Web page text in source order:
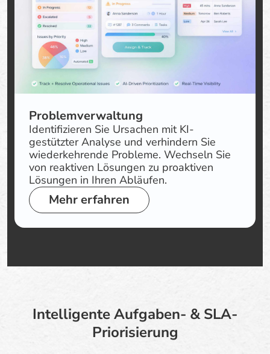
Problemverwaltung
Identifizieren Sie Ursachen mit KI-
gestützter Analyse und verhindern Sie
wiederkehrende Probleme. Wechseln Sie
von reaktiven Lösungen zu proaktiven
Lösungen in Ihren Abläufen.
Mehr erfahren
Intelligente Aufgaben- & SLA-
Priorisierung